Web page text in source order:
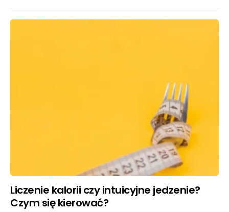
Liczenie kalorii czy intuicyjne jedzenie?
Czym się kierować?